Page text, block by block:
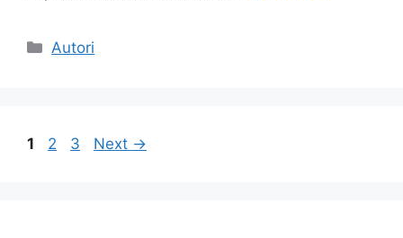
Categories
Autori
Page
1 Page
2 Page
3 Next →